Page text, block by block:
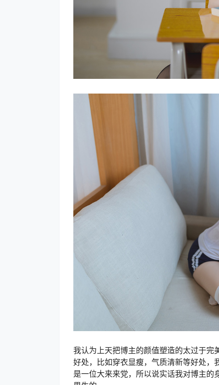
我认为上天把博主的颜值塑造的太过于
好处，比如穿衣显瘦，气质清新等好处
是一位大来来党，所以说实话我对博主